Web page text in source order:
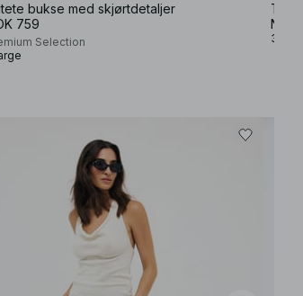
bukse med skjørtdetaljer
759
Selection
T-
NOK
3